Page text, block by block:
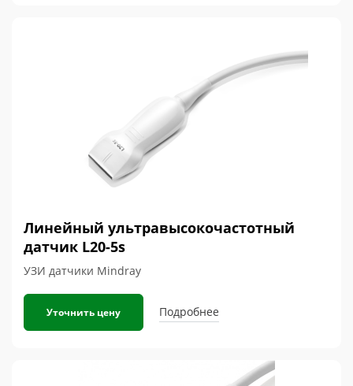
Линейный ультравысокочастотный
датчик L20-5s
УЗИ датчики Mindray
Уточнить цену Подробнее